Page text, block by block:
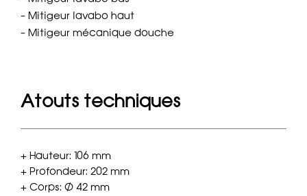
– Mitigeur lavabo haut
– Mitigeur mécanique douche
Atouts techniques
+ Hauteur: 106 mm
+ Profondeur: 202 mm
+ Corps: Ø 42 mm